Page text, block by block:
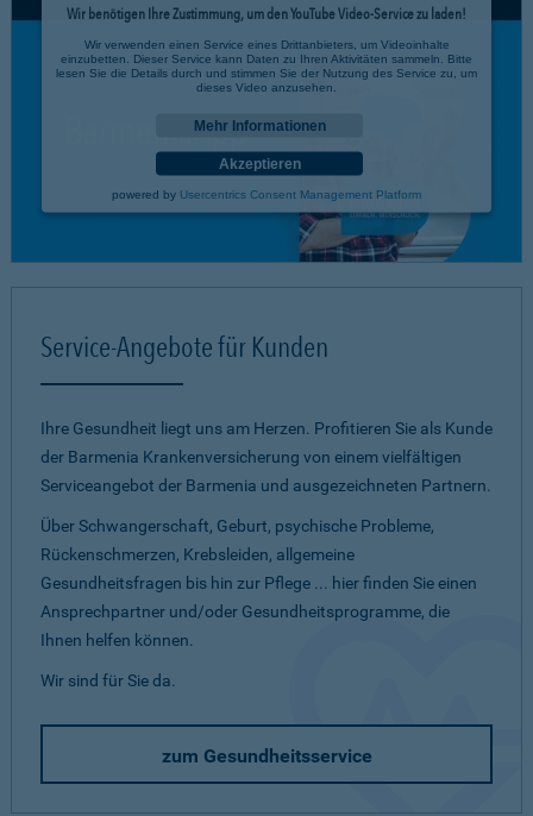
Wir benötigen Ihre Zustimmung, um den YouTube Video-Service zu laden!
Wir verwenden einen Service eines Drittanbieters, um Videoinhalte
einzubetten. Dieser Service kann Daten zu Ihren Aktivitäten sammeln. Bitte
lesen Sie die Details durch und stimmen Sie der Nutzung des Service zu, um
dieses Video anzusehen.
Mehr Informationen
Akzeptieren
powered by Usercentrics Consent Management Platform
Service-Angebote für Kunden
Ihre Gesundheit liegt uns am Herzen. Profitieren Sie als Kunde
der Barmenia Krankenversicherung von einem vielfältigen
Serviceangebot der Barmenia und ausgezeichneten Partnern.
Über Schwangerschaft, Geburt, psychische Probleme,
Rückenschmerzen, Krebsleiden, allgemeine
Gesundheitsfragen bis hin zur Pflege ... hier finden Sie einen
Ansprechpartner und/oder Gesundheitsprogramme, die
Ihnen helfen können.
Wir sind für Sie da.
zum Gesundheitsservice